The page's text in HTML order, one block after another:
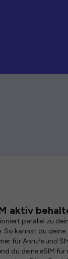
aktiv
parallel zu
So kannst du deine
für Anrufe und
du deine eSIM für